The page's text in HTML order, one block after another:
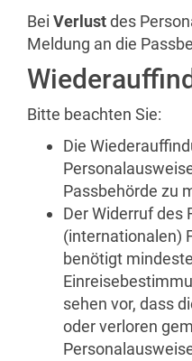
Bei Verlustdes
Meldung an die
Bitte beachten Sie:
Die
Passbehörde zu
Der Widerruf des
(internationalen)
benötigt
sehen vor, dass
oder verloren